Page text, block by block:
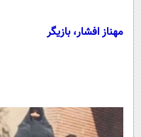
مهناز افشار، بازیگر